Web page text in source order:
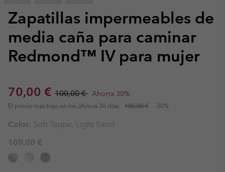
Zapatillas impermeables de
media caña para caminar
Redmond™ IV para mujer
Sale price:
70,00 € Regular price:
100,00 € Ahorra 30%
El precio más bajo en los últimos 30 días: 100,00 € -30%
Color: Soft Taupe, Light Sand
100,00 €